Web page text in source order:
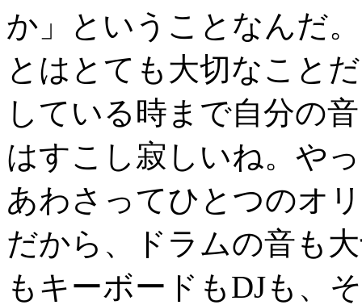
か」ということなんだ
とはとても大切なこと
している時まで自分の
はすこし寂しいね。や
あわさってひとつのオ
だから、ドラムの音も
もキーボードもDJも、